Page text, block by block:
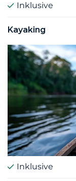
Inklusive
Kayaking
Inklusive